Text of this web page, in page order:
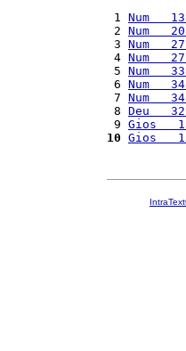
1 Num
2 Num
3 Num
4 Num
5 Num
6 Num
7 Num
8 Deu
9 Gios
10 Gios